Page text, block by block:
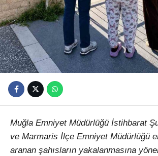
Muğla Emniyet Müdürlüğü İstihbarat
ve Marmaris İlçe Emniyet Müdürlüğü
aranan şahısların yakalanmasına